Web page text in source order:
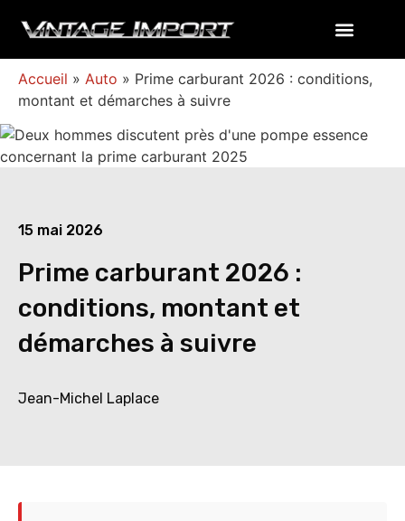
Accueil » Auto » Prime carburant 2026 : conditions,
montant et démarches à suivre
15 mai 2026
Prime carburant 2026 :
conditions, montant et
démarches à suivre
Jean-Michel Laplace